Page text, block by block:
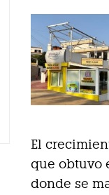
El
que obtuvo
donde se